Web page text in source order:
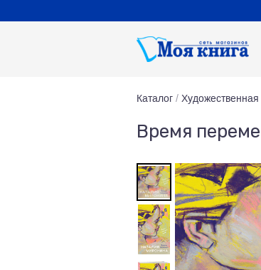
Каталог / Художественная
Время